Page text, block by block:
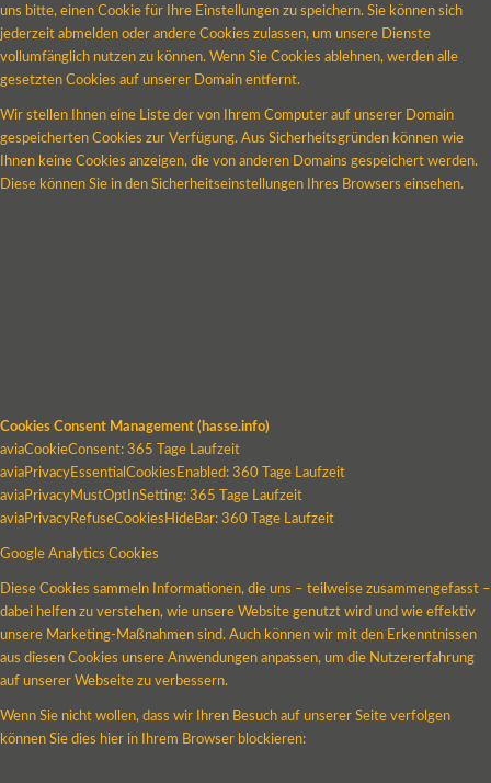
uns bitte, einen Cookie für Ihre Einstellungen zu speichern. Sie können sich
jederzeit abmelden oder andere Cookies zulassen, um unsere Dienste
vollumfänglich nutzen zu können. Wenn Sie Cookies ablehnen, werden alle
gesetzten Cookies auf unserer Domain entfernt.
Wir stellen Ihnen eine Liste der von Ihrem Computer auf unserer Domain
gespeicherten Cookies zur Verfügung. Aus Sicherheitsgründen können wie
Ihnen keine Cookies anzeigen, die von anderen Domains gespeichert werden.
Diese können Sie in den Sicherheitseinstellungen Ihres Browsers einsehen.
Cookies Consent Management (hasse.info)
aviaCookieConsent: 365 Tage Laufzeit
aviaPrivacyEssentialCookiesEnabled: 360 Tage Laufzeit
aviaPrivacyMustOptInSetting: 365 Tage Laufzeit
aviaPrivacyRefuseCookiesHideBar: 360 Tage Laufzeit
Google Analytics Cookies
Diese Cookies sammeln Informationen, die uns – teilweise zusammengefasst –
dabei helfen zu verstehen, wie unsere Website genutzt wird und wie effektiv
unsere Marketing-Maßnahmen sind. Auch können wir mit den Erkenntnissen
aus diesen Cookies unsere Anwendungen anpassen, um die Nutzererfahrung
auf unserer Webseite zu verbessern.
Wenn Sie nicht wollen, dass wir Ihren Besuch auf unserer Seite verfolgen
können Sie dies hier in Ihrem Browser blockieren: